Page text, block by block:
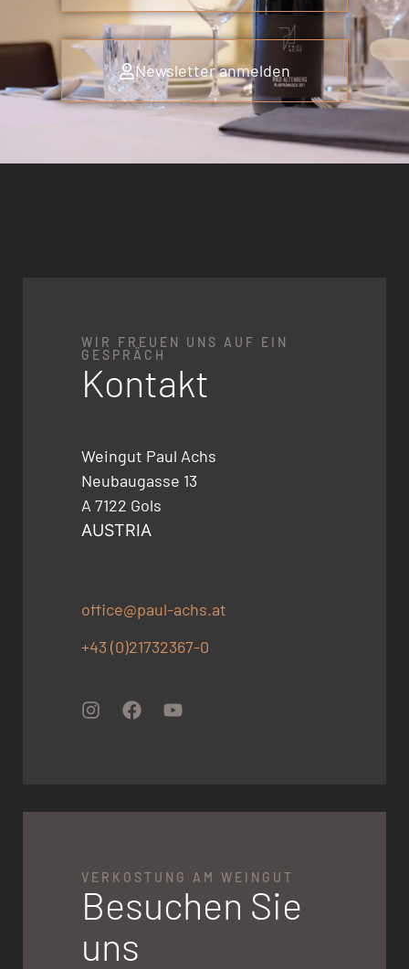
Newsletter anmelden
WIR FREUEN UNS AUF EIN
GESPRÄCH
Kontakt
Weingut Paul Achs
Neubaugasse 13
A 7122 Gols
AUSTRIA
office@paul-achs.at
+43 (0)21732367-0
VERKOSTUNG AM WEINGUT
Besuchen Sie
uns